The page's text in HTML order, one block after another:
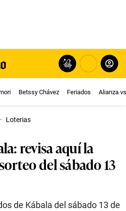
Betssy Chávez Feriados Alianza
· Loterias
revisa aquí la
del sábado 13
de Kábala del sábado 13 de